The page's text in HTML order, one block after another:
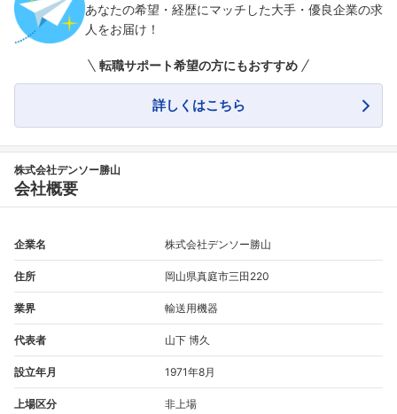
あなたの希望・経歴にマッチした大手・優良企業の求
人をお届け！
転職サポート希望の方にもおすすめ
詳しくはこちら
株式会社デンソー勝山
会社概要
企業名 株式会社デンソー勝山
住所 岡山県真庭市三田220
業界 輸送用機器
代表者 山下 博久
設立年月 1971年8月
上場区分 非上場